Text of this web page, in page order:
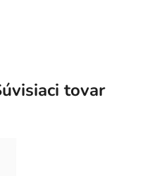
tovar